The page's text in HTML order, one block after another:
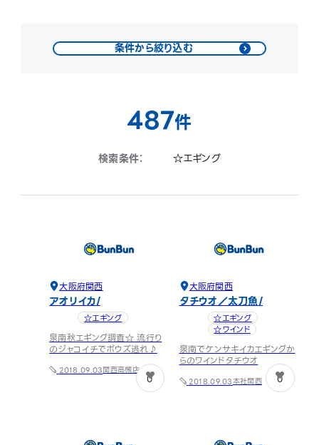
条件から絞り込む
487件
検索条件： ☆エギング
大阪府関西
アオリイカ
☆エギング
泉南秋エギング調査☆ 流行り
のジャコイチでボウズ逃れ♪
2018.09.03関西高槻店
0
大阪府関西
タチウオ／太刀魚
☆エギング
☆ワインド
泉南でケンサキイカエギングか
らのワインドタチウオ
2018.09.03本社関西 0